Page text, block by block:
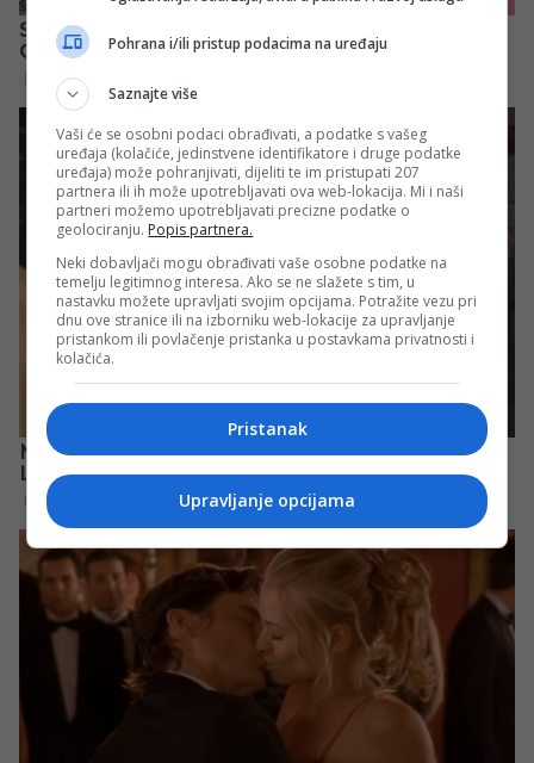
Pohrana i/ili pristup podacima na uređaju
Saznajte više
Vaši će se osobni podaci obrađivati, a podatke s vašeg
uređaja (kolačiće, jedinstvene identifikatore i druge podatke
uređaja) može pohranjivati, dijeliti te im pristupati 207
partnera ili ih može upotrebljavati ova web-lokacija. Mi i naši
partneri možemo upotrebljavati precizne podatke o
geolociranju. Popis partnera.
Neki dobavljači mogu obrađivati vaše osobne podatke na
temelju legitimnog interesa. Ako se ne slažete s tim, u
nastavku možete upravljati svojim opcijama. Potražite vezu pri
dnu ove stranice ili na izborniku web-lokacije za upravljanje
pristankom ili povlačenje pristanka u postavkama privatnosti i
kolačića.
Pristanak
Upravljanje opcijama